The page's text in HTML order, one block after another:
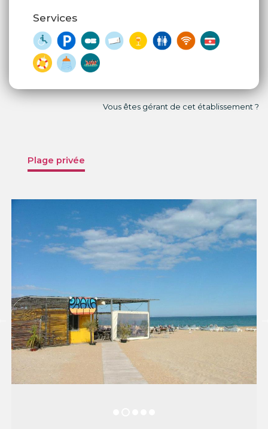
Services
Vous êtes gérant de cet établissement ?
Plage privée